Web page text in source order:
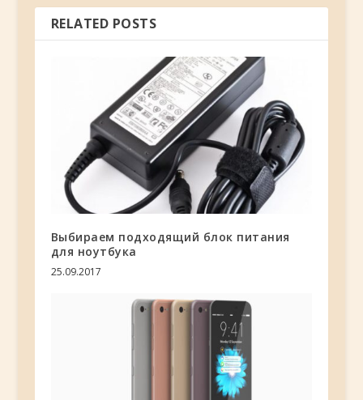
RELATED POSTS
Выбираем подходящий блок питания
для ноутбука
25.09.2017